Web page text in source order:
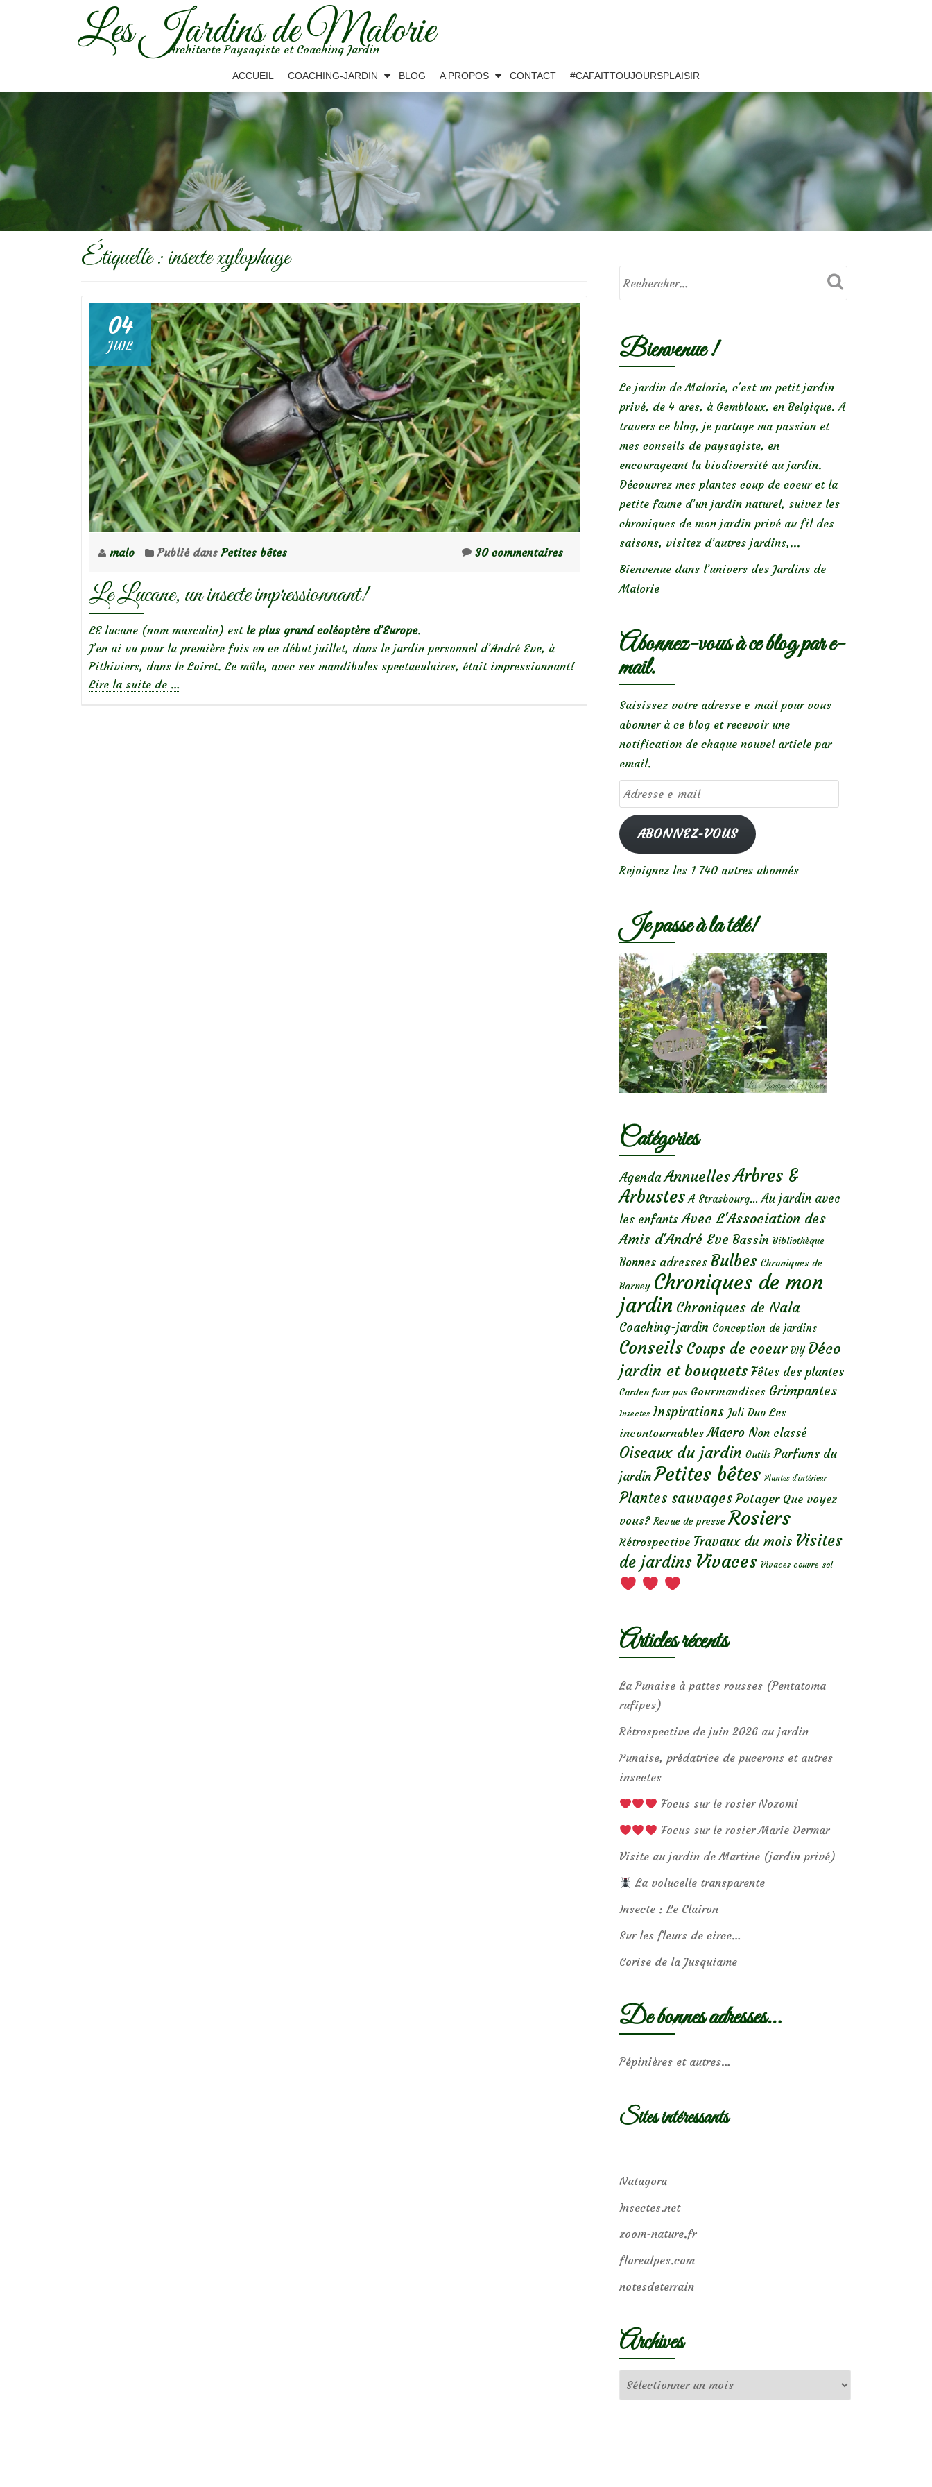
Les Jardins de Malorie
Architecte Paysagiste et Coaching Jardin
ACCUEIL COACHING-JARDIN BLOG A PROPOS CONTACT #CAFAITTOUJOURSPLAISIR
Étiquette :insecte xylophage
04
JUIL
malo Publié dansPetites bêtes 30 commentaires
Le Lucane, un insecte impressionnant!
LE lucane (nom masculin) est le plus grand coléoptère d’Europe.
J’en ai vu pour la première fois en ce début juillet, dans le jardin personnel d’André Eve, à
Pithiviers, dans le Loiret. Le mâle, avec ses mandibules spectaculaires, était impressionnant!
Lire la suite de …
Bienvenue !
Le jardin de Malorie, c'est un petit jardin
privé, de 4 ares, à Gembloux, en Belgique. A
travers ce blog, je partage ma passion et
mes conseils de paysagiste, en
encourageant la biodiversité au jardin.
Découvrez mes plantes coup de coeur et la
petite faune d’un jardin naturel, suivez les
chroniques de mon jardin privé au fil des
saisons, visitez d’autres jardins,...
Bienvenue dans l’univers des Jardins de
Malorie
Abonnez-vous à ce blog par e-
mail.
Saisissez votre adresse e-mail pour vous
abonner à ce blog et recevoir une
notification de chaque nouvel article par
email.
Adresse
e-
mailABONNEZ-VOUS
Rejoignez les 1 740 autres abonnés
Je passe à la télé!
Catégories
Agenda AnnuellesArbres &
Arbustes A Strasbourg... Au jardin avec
les enfants Avec L'Association des
Amis d'André Eve Bassin Bibliothèque
Bonnes adresses Bulbes Chroniques de
Barney Chroniques de mon
jardin Chroniques de Nala
Coaching-jardin Conception de jardins
Conseils Coups de coeur DIY Déco
jardin et bouquets Fêtes des plantes
Garden faux pas Gourmandises Grimpantes
Insectes Inspirations Joli Duo Les
incontournables Macro Non classé
Oiseaux du jardin Outils Parfums du
jardin Petites bêtes Plantes d’intérieur
Plantes sauvages Potager Que voyez-
vous? Revue de presse Rosiers
Rétrospective Travaux du mois Visites
de jardins Vivaces Vivaces couvre-sol
Articles récents
La Punaise à pattes rousses (Pentatoma
rufipes)
Rétrospective de juin 2026 au jardin
Punaise, prédatrice de pucerons et autres
insectes
Focus sur le rosier Nozomi
Focus sur le rosier Marie Dermar
Visite au jardin de Martine (jardin privé)
La volucelle transparente
Insecte : Le Clairon
Sur les fleurs de circe…
Corise de la Jusquiame
De bonnes adresses…
Pépinières et autres…
Sites intéressants
Natagora
Insectes.net
zoom-nature.fr
florealpes.com
notesdeterrain
Archives
Archives